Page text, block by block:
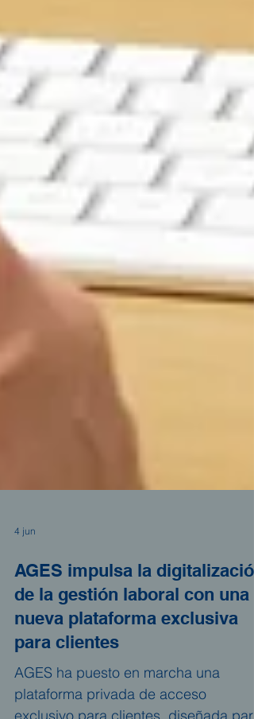
4 jun
AGES impulsa la digitalización
de la gestión laboral con una
nueva plataforma exclusiva
para clientes
AGES ha puesto en marcha una